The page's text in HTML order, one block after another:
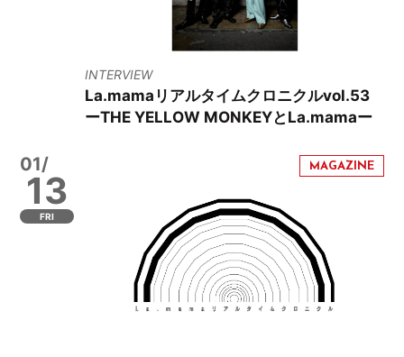
INTERVIEW
La.mamaリアルタイムクロニクルvol.53
ーTHE YELLOW MONKEYとLa.mamaー
01/
13
FRI